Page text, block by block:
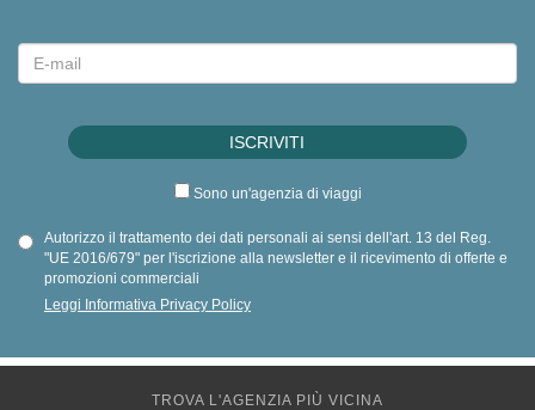
Sono un'agenzia di viaggi
Autorizzo il trattamento dei dati personali ai sensi dell'art. 13 del Reg.
"UE 2016/679" per l'iscrizione alla newsletter e il ricevimento di offerte e
promozioni commerciali
Leggi Informativa Privacy Policy
TROVA L'AGENZIA PIÙ VICINA